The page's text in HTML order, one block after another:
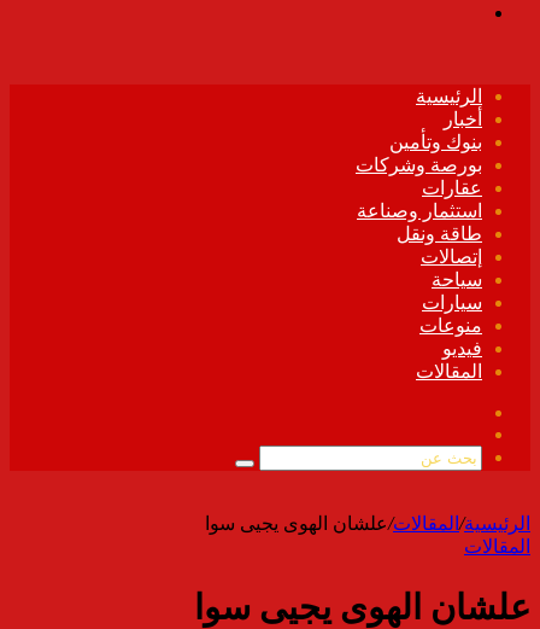
الرئيسية
أخبار
بنوك وتأمين
بورصة وشركات
عقارات
استثمار وصناعة
طاقة ونقل
إتصالات
سياحة
سيارات
منوعات
فيديو
المقالات
الموقع
بحث
الرئيسية/ المقالات/علشان الهوى يجيى سوا
المقالات
علشان الهوى يجيى سوا